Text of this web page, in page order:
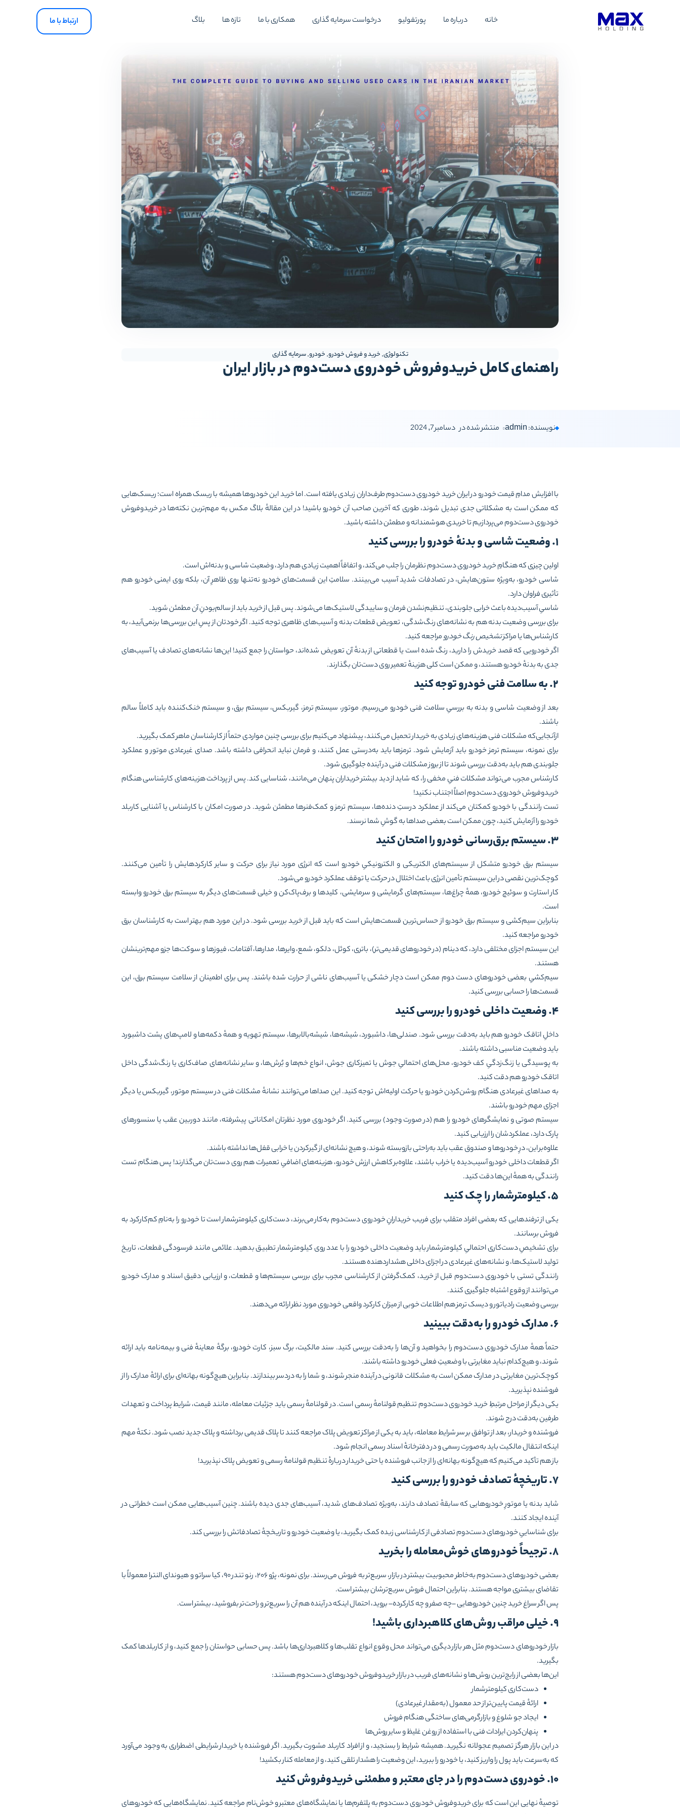
ارتباط با ما خانه درباره ما پورتفولیو درخواست سرمایه گذاری همکاری با ما تازه ها بلاگ
تکنولوژی,خرید و فروش خودرو,خودرو,سرمایه گذاری
راهنمای کامل خریدوفروش خودروی دست‌دوم در بازار ایران
منتشر شده در دسامبر 7, 2024 نویسنده: admin
با افزایش مدامِ قیمت خودرو در ایران خرید خودروی دست‌دوم طرف‌داران زیادی یافته است. اما خرید این خودروها همیشه با ریسک همراه است؛ ریسک‌هایی
که ممکن است به مشکلاتی جدی تبدیل شوند، طوری که آخرین صاحب آن خودرو باشید! در این مقالهٔ بلاگ مکس به مهم‌ترین نکته‌ها در خریدوفروش
خودروی دست‌دوم می‌پردازیم تا خریدی هوشمندانه و مطمئن داشته باشید.
۱. وضعیت شاسی و بدنهٔ خودرو را بررسی کنید
اولین چیزی که هنگامِ خرید خودروی دست‌دوم نظرمان را جلب می‌کند، و اتفاقاً اهمیت زیادی هم دارد، وضعیت شاسی و بدنه‌اش است.
شاسی خودرو، به‌ویژه ستون‌هایش، در تصادفات شدید آسیب می‌بینند. سلامتِ این قسمت‌های خودرو نه‌تنها روی ظاهرِ آن، بلکه روی ایمنی خودرو هم
تأثیری فراوان دارد.
شاسیِ آسیب‌دیده باعث خرابی جلوبندی، تنظیم‌نشدن فرمان و ساییدگی لاستیک‌ها می‌شوند. پس قبل از خرید باید از سالم‌بودنِ آن مطمئن شوید.
برای بررسی وضعیت بدنه هم به نشانه‌های رنگ‌شدگی، تعویض قطعات بدنه و آسیب‌های ظاهری توجه کنید. اگر خودتان از پسِ این بررسی‌ها برنمی‌آیید، به
کارشناس‌ها یا مراکزتشخیص رنگ خودرومراجعه کنید.
اگر خودرویی که قصد خریدش را دارید، رنگ شده است یا قطعاتی از بدنهٔ آن تعویض شده‌اند، حواستان را جمع کنید! این‌ها نشانه‌های تصادف یا آسیب‌های
جدی به بدنهٔ خودرو هستند، و ممکن است کلی هزینهٔ تعمیر روی دست‌تان بگذارند.
۲. به سلامت فنی خودرو توجه کنید
بعد از وضعیت شاسی و بدنه به بررسیِ سلامت فنی خودرو می‌رسیم. موتور، سیستم ترمز، گیربکس، سیستم برق، و سیستم خنک‌کننده باید کاملاً سالم
باشند.
ازآنجایی‌که مشکلات فنی هزینه‌های زیادی به خریدار تحمیل می‌کنند، پیشنهاد می‌کنیم برای بررسی چنین مواردی حتماً ازکارشناسان ماهرکمک بگیرید.
برای نمونه، سیستم ترمز خودرو باید آزمایش شود. ترمزها باید به‌درستی عمل کنند، و فرمان نباید انحرافی داشته باشد. صدای غیرعادی موتور و عملکرد
جلوبندی هم باید به‌دقت بررسی شوند تا از بروز مشکلات فنی در آینده جلوگیری شود.
کارشناس مجرب می‌تواند مشکلات فنیِ مخفی را، که شاید از دید بیشتر خریداران پنهان می‌مانند، شناسایی کند. پس از پرداخت هزینه‌های کارشناسی هنگام
خریدوفروش خودروی دست‌دوم اصلاً اجتناب نکنید!
تست رانندگی با خودرو کمکتان می‌کند از عملکرد درستِ دنده‌ها، سیستم ترمز و کمک‌فنرها مطمئن شوید. در صورت امکان با کارشناس یا آشنایی کاربلد
خودرو را آزمایش کنید، چون ممکن است بعضی صداها به گوشِ شما نرسند.
۳. سیستم برق‌رسانی خودرو را امتحان کنید
سیستم برق خودرو متشکل از سیستم‌های الکتریکی و الکترونیکیِ خودرو است که انرژی مورد نیاز برای حرکت و سایر کارکردهایش را تأمین می‌کنند.
کوچک‌ترین نقصی در این سیستم تأمین انرژی باعث اختلال در حرکت یا توقف عملکرد خودرو می‌شود.
کار استارت و سوئیچ خودرو، همهٔ چراغ‌ها، سیستم‌های گرمایشی و سرمایشی، کلیدها و برف‌پاک‌کن و خیلی قسمت‌های دیگر به سیستم برق خودرو وابسته
است.
بنابراین سیم‌کشی و سیستم برق خودرو از حساس‌ترین قسمت‌هایش است که باید قبل از خرید بررسی شود. در این مورد هم بهتر است به کارشناسان برق
خودرو مراجعه کنید.
این سیستم اجزای مختلفی دارد، که دینام (در خودروهای قدیمی‌تر)، باتری، کوئل، دلکو، شمع، وایرها، مدارها، آفتامات، فیوزها و سوکت‌ها جزو مهم‌ترینشان
هستند.
سیم‌کشیِ بعضی خودروهای دست دوم ممکن است دچار خشکی یا آسیب‌های ناشی از حرارت شده باشند. پس برای اطمینان از سلامت سیستم برق، این
قسمت‌ها را حسابی بررسی کنید.
۴. وضعیت داخلی خودرو را بررسی کنید
داخلِ اتاقک خودرو هم باید به‌دقت بررسی شود. صندلی‌ها، داشبورد، شیشه‌ها، شیشه‌بالابرها، سیستم تهویه و همهٔ دکمه‌ها و لامپ‌های پشت داشبورد
باید وضعیت مناسبی داشته باشند.
به پوسیدگی یا زنگ‌زدگیِ کف خودرو، محل‌های احتمالیِ جوش یا تمیزکاری جوش، انواع خم‌ها و بُرش‌ها، و سایر نشانه‌های صاف‌کاری یا رنگ‌شدگی داخل
اتاقک خودرو هم دقت کنید.
به صداهای غیرعادی هنگام روشن‌کردن خودرو یا حرکت اولیه‌اش توجه کنید. این صداها می‌توانند نشانهٔ مشکلات فنی در سیستم موتور، گیربکس یا دیگر
اجزای مهم خودرو باشند.
سیستم صوتی و نمایشگرهای خودرو را هم (در صورت وجود) بررسی کنید. اگر خودروی مورد نظرتان امکاناتی پیشرفته، مانند دوربین عقب یا سنسورهای
پارک دارد، عملکردشان را ارزیابی کنید.
علاوه‌بر این، درِ خودروها و صندوق عقب باید به‌راحتی بازوبسته شوند، و هیچ نشانه‌ای از گیرکردن یا خرابی قفل‌ها نداشته باشند.
اگر قطعات داخلی خودرو آسیب‌دیده یا خراب باشند، علاوه‌بر کاهش ارزش خودرو، هزینه‌های اضافیِ تعمیرات هم روی دست‌تان می‌گذارند! پس هنگام تست
رانندگی به همهٔ این‌ها دقت کنید.
۵. کیلومترشمار را چک کنید
یکی از ترفندهایی که بعضی افراد متقلب برای فریب خریدارانِ خودروی دست‌دوم به‌کار می‌برند، دست‌کاری کیلومترشمار است تا خودرو را به‌نامِ کم‌کارکرد به
فروش برسانند.
برای تشخیصِ دست‌کاری احتمالیِ کیلومترشمار باید وضعیت داخلی خودرو را با عدد روی کیلومترشمار تطبیق بدهید. علائمی مانند فرسودگی قطعات، تاریخ
تولید لاستیک‌ها، و نشانه‌های غیرعادی در اجزای داخلی هشداردهنده هستند.
رانندگی تستی با خودروی دست‌دوم قبل از خرید، کمک‌گرفتن از کارشناسی مجرب برای بررسی سیستم‌ها و قطعات، و ارزیابی دقیق اسناد و مدارک خودرو
می‌توانند از وقوع اشتباه جلوگیری کنند.
بررسی وضعیت رادیاتور و دیسک ترمز هم اطلاعات خوبی از میزان کارکرد واقعی خودروی مورد نظر ارائه می‌دهند.
۶. مدارک خودرو را به‌دقت ببینید
حتماً همهٔ مدارک خودروی دست‌دوم را بخواهید و آن‌ها را به‌دقت بررسی کنید. سند مالکیت، برگ سبز، کارت خودرو، برگهٔ معاینهٔ فنی و بیمه‌نامه‌ باید ارائه
شوند، و هیچ‌کدام نباید مغایرتی با وضعیتِ فعلی خودرو داشته باشند.
کوچک‌ترین مغایرتی در مدارک ممکن است به مشکلات قانونی در آینده منجر شوند، و شما را به دردسر بیندازند. بنابراین هیچ‌گونه بهانه‌ای برای ارائهٔ مدارک را از
فروشنده نپذیرید.
یکی دیگر از مراحل مرتبطِ خرید خودروی دست‌دوم تنظیم قولنامهٔ رسمی است. در قولنامهٔ رسمی باید جزئیات معامله، مانند قیمت، شرایط پرداخت و تعهدات
طرفین به‌دقت درج شوند.
فروشنده و خریدار، بعد از توافق بر سر شرایط معامله، باید به یکی از مراکز تعویض پلاک مراجعه کنند تا پلاک قدیمی برداشته و پلاک جدید نصب شود. نکتهٔ مهم
اینکه انتقال مالکیت باید به‌صورت رسمی و در دفترخانهٔ اسناد رسمی انجام شود.
باز هم تأکید می‌کنیم که هیچ‌گونه بهانه‌ای را از جانب فروشنده یا حتی خریدار دربارهٔ تنظیم قولنامهٔ رسمی و تعویض پلاک نپذیرید!
۷. تاریخچهٔ تصادف خودرو را بررسی کنید
شاید بدنه یا موتورِ خودروهایی که سابقهٔ تصادف دارند، به‌ویژه تصادف‌های شدید، آسیب‌های جدی دیده باشند. چنین آسیب‌هایی ممکن است خطراتی در
آینده ایجاد کنند.
برای شناساییِ خودروهای دست‌دوم تصادفی از کارشناسی زبده کمک بگیرید، یا وضعیت خودرو و تاریخچهٔ تصادفاتش را بررسی کند.
۸. ترجیحاً خودروهای خوش‌معامله را بخرید
بعضی خودروهای دست‌دوم به‌خاطر محبوبیت بیشتر در بازار، سریع‌تر به فروش می‌رسند. برای نمونه، پژو ۲۰۶، رنو تندر ۹۰، کیا سراتو و هیوندای النترا معمولاً با
تقاضای بیشتری مواجه هستند. بنابراین احتمال فروش سریع‌ترشان بیشتر است.
پس اگر سراغ خرید چنین خودروهایی –چه صفر و چه کارکرده– بروید، احتمال اینکه در آینده هم آن را سریع‌تر و راحت‌تر بفروشید، بیشتر است.
۹. خیلی مراقب روش‌های کلاهبرداری باشید!
بازار خودروهای دست‌دوم مثل هر بازار دیگری می‌تواند محل وقوع انواع تقلب‌ها و کلاهبرداری‌ها باشد. پس حسابی حواستان را جمع کنید، و از کاربلدها کمک
بگیرید.
این‌ها بعضی از رایج‌ترین روش‌ها و نشانه‌های فریب در بازار خریدوفروش خودروهای دست‌دوم هستند:
دست‌کاری کیلومترشمار
ارائهٔ قیمت پایین‌تر از حد معمول (به‌مقدار غیرعادی)
ایجاد جو شلوغ و بازارگرمی‌های ساختگی هنگام فروش
پنهان‌کردن ایرادات فنی با استفاده از روغن غلیظ و سایر روش‌ها
در این بازار هرگز تصمیم عجولانه نگیرید. همیشه شرایط را بسنجید، و از افراد کاربلد مشورت بگیرید. اگر فروشنده یا خریدار شرایطی اضطراری به وجود می‌آورد
که به‌سرعت باید پول را واریز کنید، یا خودرو را ببرید، این وضعیت را هشدار تلقی کنید، و از معامله کنار بکشید!
۱۰. خودروی دست‌دوم را در جای معتبر و مطمئنی خریدوفروش کنید
توصیهٔ نهایی این است که برای خریدوفروش خودروی دست‌دوم به پلتفرم‌ها یا نمایشگاه‌های معتبر و خوش‌نام مراجعه کنید. نمایشگاه‌هایی که خودروهای